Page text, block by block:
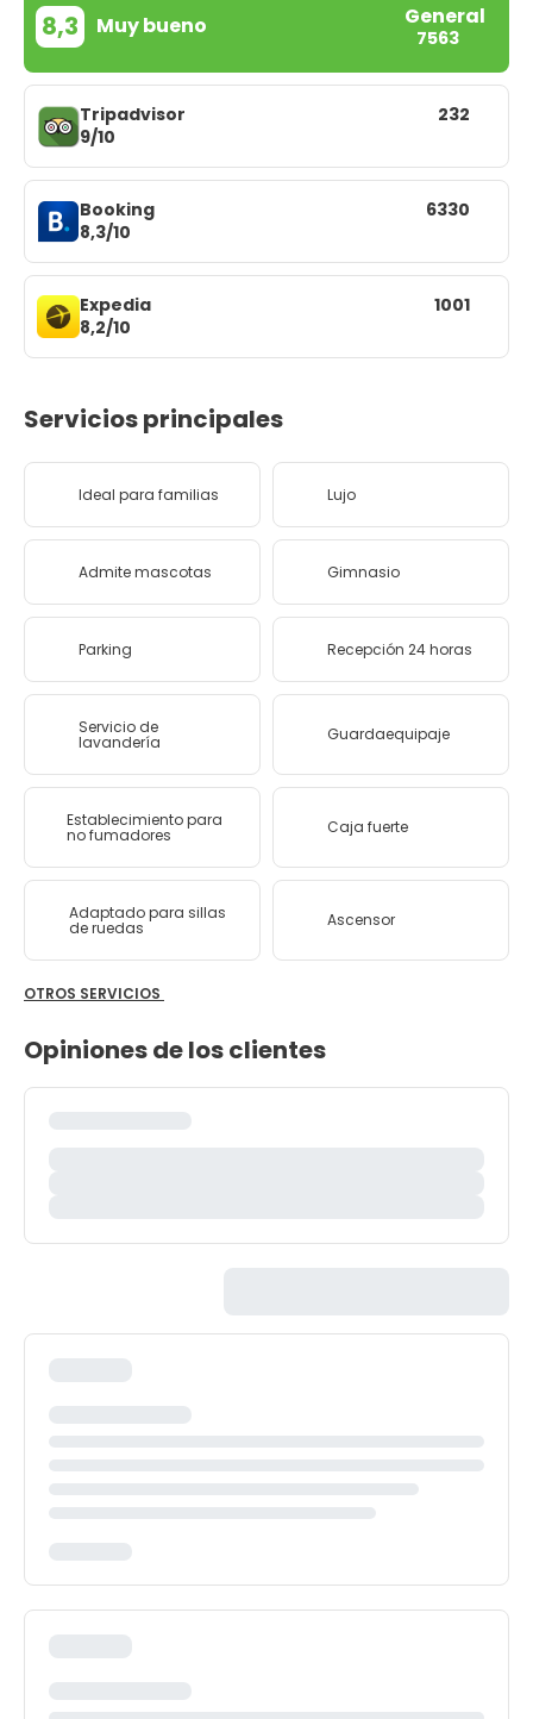
8,3 Muy bueno General
7563
Tripadvisor
9/10
232
Booking
8,3/10
6330
Expedia
8,2/10
1001
Servicios principales
Ideal para familias Lujo
Admite mascotas Gimnasio
Parking Recepción 24 horas
Servicio de
lavandería Guardaequipaje
Establecimiento para
no fumadores Caja fuerte
Adaptado para sillas
de ruedas Ascensor
OTROS SERVICIOS
Opiniones de los clientes